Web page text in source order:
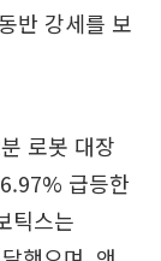
반 강세를 보
로봇 대장
급등한
틱스는